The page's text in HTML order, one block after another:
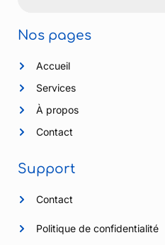
Nos pages
Accueil
Services
À propos
Contact
Support
Contact
Politique de confidentialité